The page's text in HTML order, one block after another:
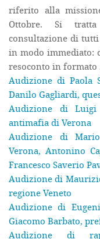
riferito alla
Ottobre. Si
consultazione di
in modo immediato:
resoconto in formato
Audizione di Paola
Danilo Gagliardi,
Audizione di Luigi
antimafia di Verona
Audizione di
Verona, Antonino
Francesco Saverio
Audizione di
regione Veneto
Audizione di
Giacomo Barbato,
Audizione di